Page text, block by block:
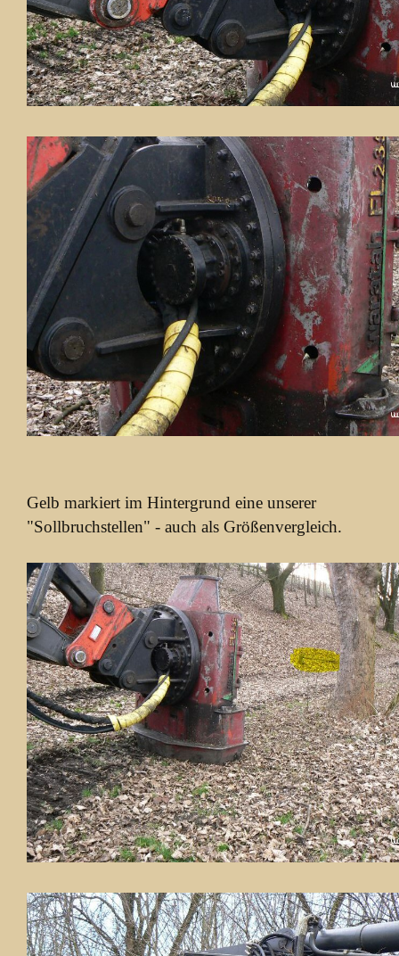
Gelb markiert im Hintergrund eine unserer
"Sollbruchstellen" - auch als Größenvergleich.